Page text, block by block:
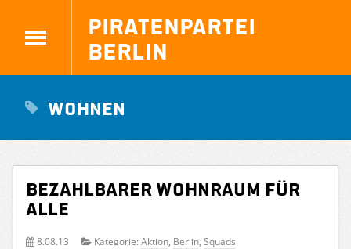
Piratenpartei
Berlin
Wohnen
Bezahlbarer Wohnraum für
Alle
8.08.13 Kategorie: Aktion, Berlin, Squads